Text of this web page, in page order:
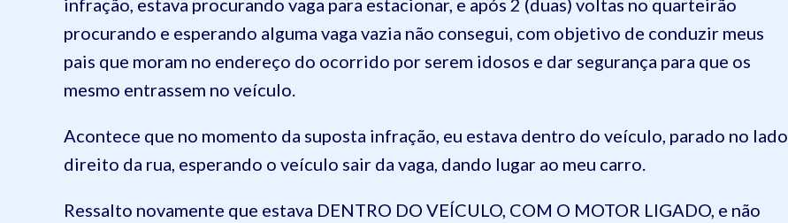
infração, estava procurando vaga para estacionar, e após 2 (duas) voltas no quarteirão
procurando e esperando alguma vaga vazia não consegui, com objetivo de conduzir meus
pais que moram no endereço do ocorrido por serem idosos e dar segurança para que os
mesmo entrassem no veículo.
Acontece que no momento da suposta infração, eu estava dentro do veículo, parado no lado
direito da rua, esperando o veículo sair da vaga, dando lugar ao meu carro.
Ressalto novamente que estava DENTRO DO VEÍCULO, COM O MOTOR LIGADO, e não